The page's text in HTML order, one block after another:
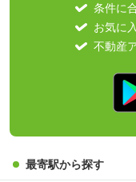
条件に
お気に
不動産
最寄駅から探す